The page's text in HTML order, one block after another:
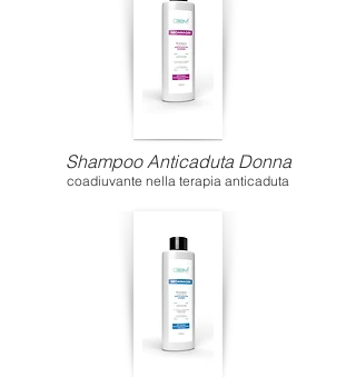
Shampoo Anticaduta Donna
coadiuvante nella terapia anticaduta